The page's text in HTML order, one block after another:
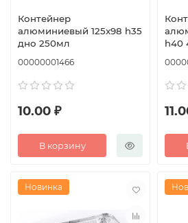
Контейнер
алюминиевый 125x98 h35
дно 250мл
00000001466
10.00 ₽
В корзину
h40
Новинка